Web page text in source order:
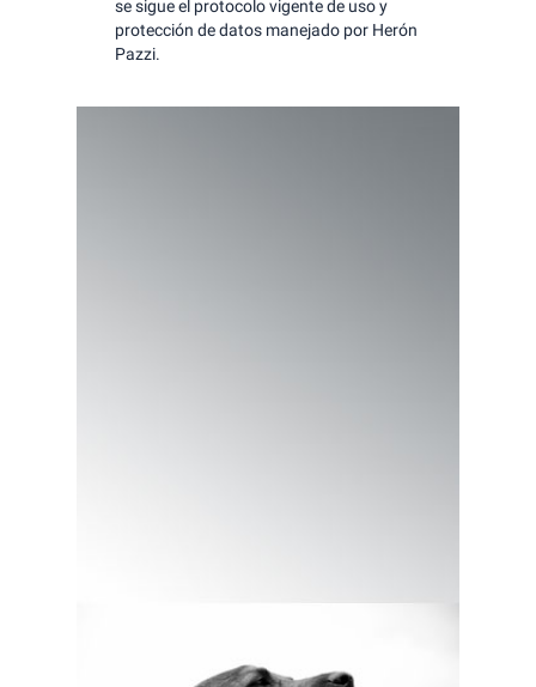
se sigue el protocolo vigente de uso y
protección de datos manejado por Herón
Pazzi.